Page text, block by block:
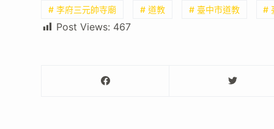
# 李府三元帥寺廟 # 道教 # 臺中市道教 #
Post Views: 467